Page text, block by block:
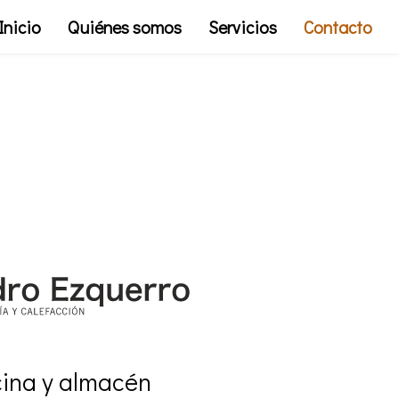
Quiénes somos Servicios Contacto
y almacén